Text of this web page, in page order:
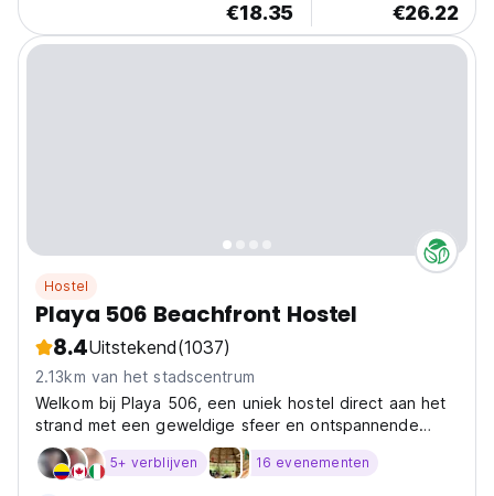
€18.35 €26.22
Hostel
Playa 506 Beachfront Hostel
8.4Uitstekend(1037)
2.13km van het stadscentrum
Welkom bij Playa 506, een uniek hostel direct aan het
strand met een geweldige sfeer en ontspannende
ruimtes die je laten genieten van ons prachtige strand
en bar/restaurant omgeving.
5+ verblijven 16 evenementen